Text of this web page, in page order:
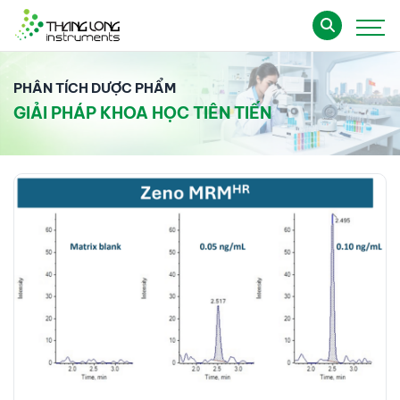
PHÂN TÍCH DƯỢC PHẨM
GIẢI PHÁP KHOA HỌC TIÊN TIẾN